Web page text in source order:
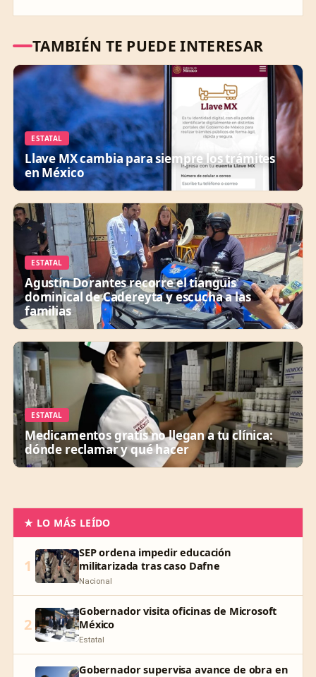
TAMBIÉN TE PUEDE INTERESAR
ESTATAL
Llave MX cambia para siempre los trámites
en México
ESTATAL
Agustín Dorantes recorre el tianguis
dominical de Cadereyta y escucha a las
familias
ESTATAL
Medicamentos gratis no llegan a tu clínica:
dónde reclamar y qué hacer
★ LO MÁS LEÍDO
1
SEP ordena impedir educación
militarizada tras caso Dafne
Nacional
2
Gobernador visita oficinas de Microsoft
México
Estatal
Gobernador supervisa avance de obra en